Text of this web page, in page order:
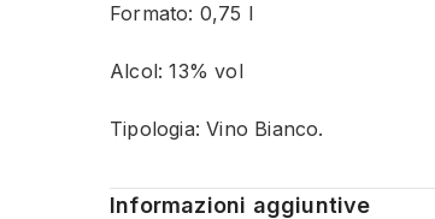
Formato: 0,75 l
Alcol: 13% vol
Tipologia: Vino Bianco.
Informazioni aggiuntive